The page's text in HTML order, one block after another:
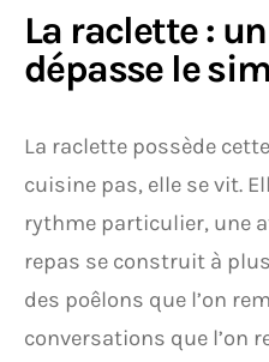
La raclette :
dépasse le
La raclette possède
cuisine pas, elle se vit.
rythme particulier, une
repas se construit à
des poêlons que l’on
conversations que l’on